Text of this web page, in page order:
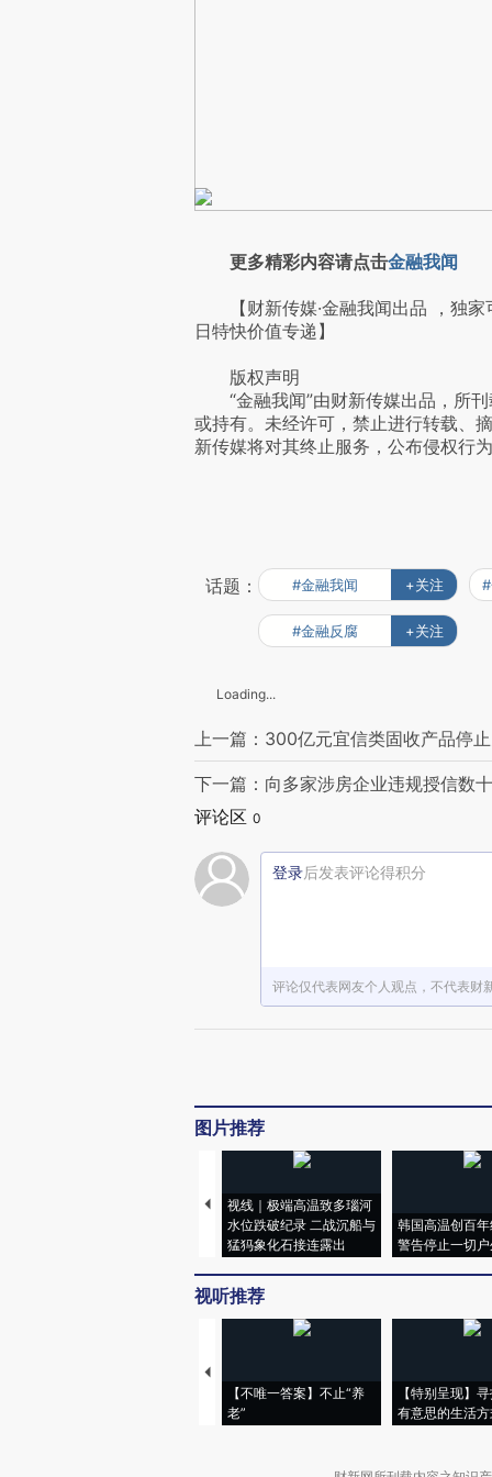
更多精彩内容请点击金融我闻
【财新传媒·金融我闻出品 ，独家
日特快价值专递】
版权声明
“金融我闻”由财新传媒出品，所刊
或持有。未经许可，禁止进行转载、
新传媒将对其终止服务，公布侵权行
话题： #金融我闻 +关注
#金融反腐 +关注
Loading...
上一篇：300亿元宜信类固收产品停
下一篇：向多家涉房企业违规授信数
评论区 0
登录后发表评论得积分
评论仅代表网友个人观点，不代表财
图片推荐
视线｜极端高温致多瑙河
水位跌破纪录 二战沉船与
猛犸象化石接连露出
韩国高温创百
警告停止一切
视听推荐
【不唯一答案】不止“养
老”
【特别呈现】
有意思的生活方